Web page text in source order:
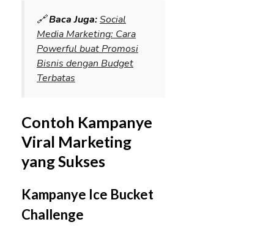
🔗Baca Juga:Social
Media Marketing: Cara
Powerful buat Promosi
Bisnis dengan Budget
Terbatas
Contoh Kampanye
Viral Marketing
yang Sukses
Kampanye Ice Bucket
Challenge